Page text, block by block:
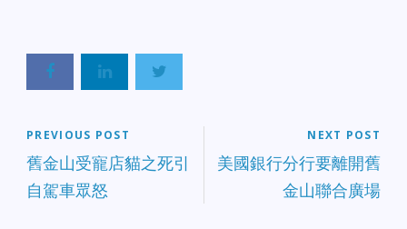
PREVIOUS POST
舊金山受寵店貓之死引
自駕車眾怒
NEXT POST
美國銀行分行要離開舊
金山聯合廣場